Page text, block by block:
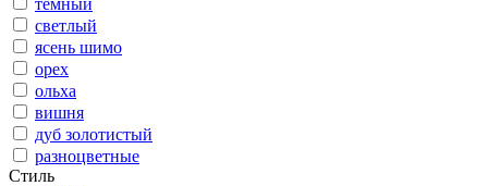
светлый
ясень шимо
орех
ольха
вишня
дуб золотистый
разноцветные
Стиль